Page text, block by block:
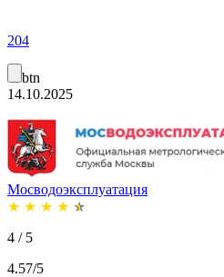
204
btn
14.10.2025
Мосводоэксплуатация
★ ★ ★ ★ ★
4 / 5
4.57/5